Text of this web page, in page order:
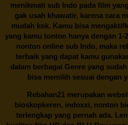
menikmati sub Indo pada film
gak usah khawatir, karena cara
mudah kok. Kamu bisa
yang kamu tonton hanya dengan 1-
nonton online sub Indo, maka
terbaik yang dapat kamu
dalam berbagai Genre yang
bisa memilih sesuai dengan
Rebahan21 merupakan
bioskopkeren, indoxxi, nonton
terlengkap yang pernah ada.